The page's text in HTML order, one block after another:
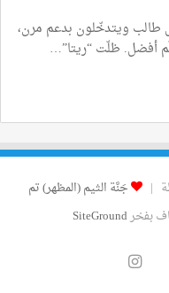
طالب ويتدخّلون بدعم مرن،
أفضل. ظلّت “ريتا”…
جَنَّة الثيم (المظهر) تم
بفخرSiteGround
‫YouTube